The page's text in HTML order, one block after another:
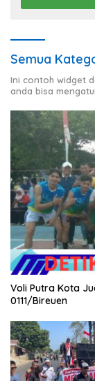
Semua
Ini contoh widget
anda bisa
Voli Putra Kota
0111/Bireuen